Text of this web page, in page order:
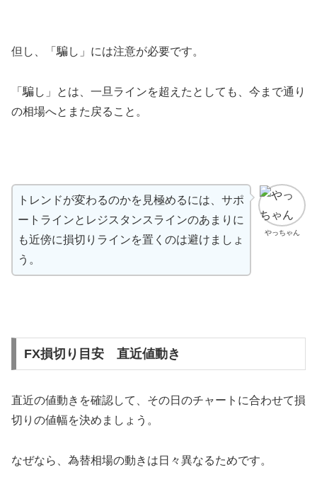
但し、「騙し」には注意が必要です。
「騙し」とは、一旦ラインを超えたとしても、今まで通り
の相場へとまた戻ること。
やっちゃん
トレンドが変わるのかを見極めるには、サポ
ートラインとレジスタンスラインのあまりに
も近傍に損切りラインを置くのは避けましょ
う。
FX損切り目安 直近値動き
直近の値動きを確認して、その日のチャートに合わせて損
切りの値幅を決めましょう。
なぜなら、為替相場の動きは日々異なるためです。